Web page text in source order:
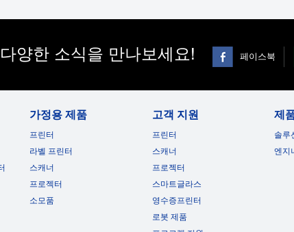
양한 소식을 만나보세요! 페이스북
가정용 제품
프린터
라벨 프린터
스캐너
프로젝터
소모품
고객 지원
프린터
스캐너
프로젝터
스마트글라스
영수증프린터
로봇 제품
제
솔루
엔지